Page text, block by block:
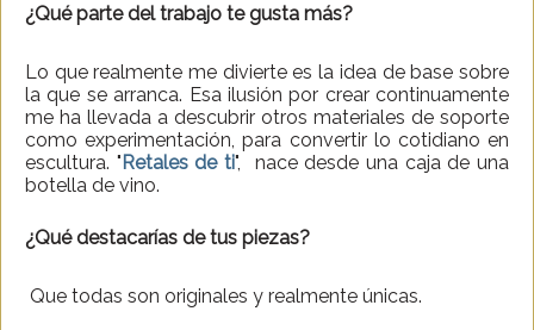
¿Qué parte del trabajo te gusta más?
Lo que realmente me divierte es la idea de base sobre
la que se arranca. Esa ilusión por crear continuamente
me ha llevada a descubrir otros materiales de soporte
como experimentación, para convertir lo cotidiano en
escultura. "Retales de ti", nace desde una caja de una
botella de vino.
¿Qué destacarías de tus piezas?
Que todas son originales y realmente únicas.